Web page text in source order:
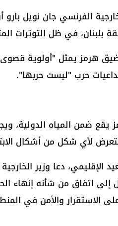
الفرنسي جان نويل
بلبنان، في ظل التوترات
هرمز يمثل "أولوية
حرب "ليست حربها".
ضمن المياه الدولية،
لأي شكل من أشكال
الإقليمي، دعا وزير
اتفاق من شأنه إنهاء
الاستقرار والأمن في